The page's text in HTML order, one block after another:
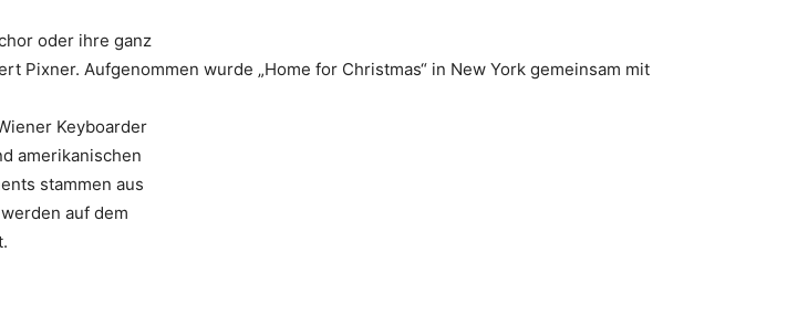
oder ihre ganz
Aufgenommen wurde „Home for Christmas“ in New York gemeinsam mit
Keyboarder
amerikanischen
stammen aus
auf dem